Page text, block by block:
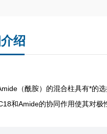
绍
（酰胺）的混合柱具有*的
和Amide的协同作用使其对极